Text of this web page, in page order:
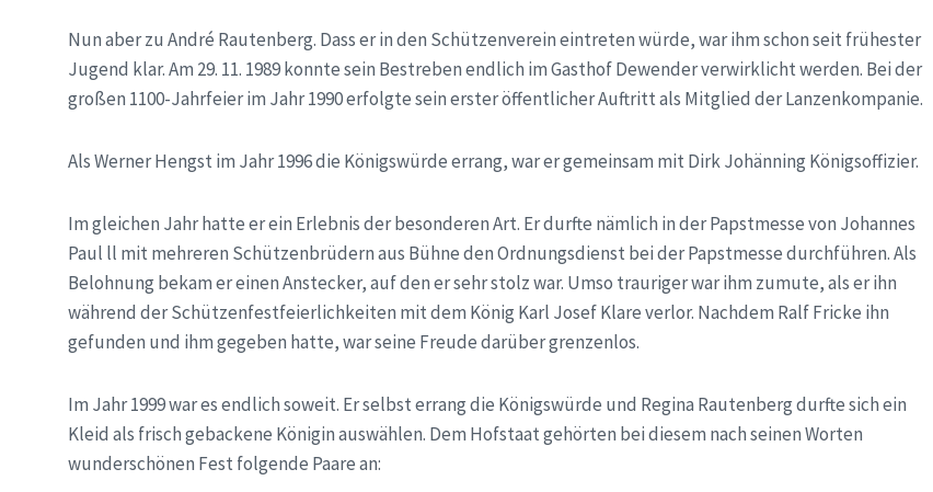
Nun aber zu André Rautenberg. Dass er in den Schützenverein eintreten würde, war ihm schon seit frühester
Jugend klar. Am 29. 11. 1989 konnte sein Bestreben endlich im Gasthof Dewender verwirklicht werden. Bei der
großen 1100-Jahrfeier im Jahr 1990 erfolgte sein erster öffentlicher Auftritt als Mitglied der Lanzenkompanie.
Als Werner Hengst im Jahr 1996 die Königswürde errang, war er gemeinsam mit Dirk Johänning Königsoffizier.
Im gleichen Jahr hatte er ein Erlebnis der besonderen Art. Er durfte nämlich in der Papstmesse von Johannes
Paul ll mit mehreren Schützenbrüdern aus Bühne den Ordnungsdienst bei der Papstmesse durchführen. Als
Belohnung bekam er einen Anstecker, auf den er sehr stolz war. Umso trauriger war ihm zumute, als er ihn
während der Schützenfestfeierlichkeiten mit dem König Karl Josef Klare verlor. Nachdem Ralf Fricke ihn
gefunden und ihm gegeben hatte, war seine Freude darüber grenzenlos.
Im Jahr 1999 war es endlich soweit. Er selbst errang die Königswürde und Regina Rautenberg durfte sich ein
Kleid als frisch gebackene Königin auswählen. Dem Hofstaat gehörten bei diesem nach seinen Worten
wunderschönen Fest folgende Paare an: